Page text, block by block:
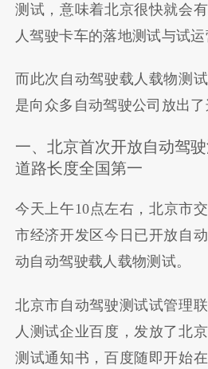
测试，意味着北京很快就会
人驾驶卡车的落地测试与试运
而此次自动驾驶载人载物测
是向众多自动驾驶公司放出了
一、北京首次开放自动驾
道路长度全国第一
今天上午10点左右，北京市
市经济开发区今日已开放自
动自动驾驶载人载物测试。
北京市自动驾驶测试试管理
人测试企业百度，发放了北
测试通知书，百度随即开始